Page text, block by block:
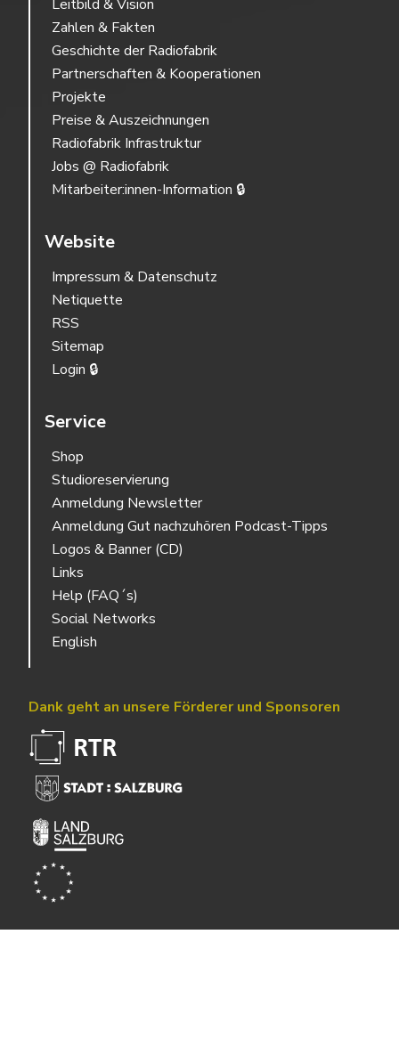
Leitbild & Vision
Zahlen & Fakten
Geschichte der Radiofabrik
Partnerschaften & Kooperationen
Projekte
Preise & Auszeichnungen
Radiofabrik Infrastruktur
Jobs @ Radiofabrik
Mitarbeiter:innen-Information 🔒
Website
Impressum & Datenschutz
Netiquette
RSS
Sitemap
Login 🔒
Service
Shop
Studioreservierung
Anmeldung Newsletter
Anmeldung Gut nachzuhören Podcast-Tipps
Logos & Banner (CD)
Links
Help (FAQ´s)
Social Networks
English
Dank geht an unsere Förderer und Sponsoren